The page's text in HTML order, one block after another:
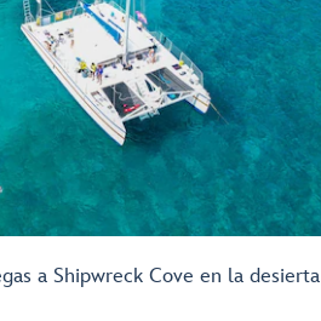
a Shipwreck Cove en la